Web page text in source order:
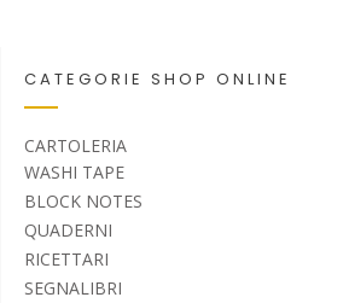
CATEGORIE SHOP ONLINE
CARTOLERIA
WASHI TAPE
BLOCK NOTES
QUADERNI
RICETTARI
SEGNALIBRI